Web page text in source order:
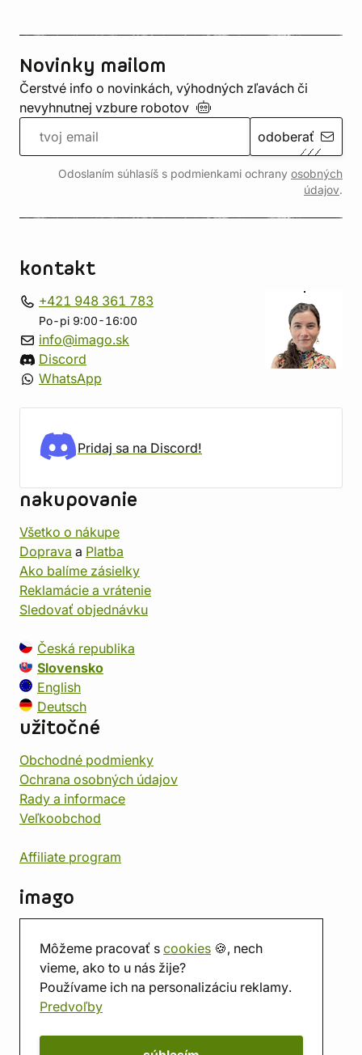
Môžeme pracovať s cookies 🍪, nech
vieme, ako to u nás žije?
Používame ich na personalizáciu reklamy.
Predvoľby
Novinky mailom
Čerstvé info o novinkách, výhodných zľavách či
nevyhnutnej vzbure robotov
odoberať
Odoslaním súhlasíš s podmienkami ochrany osobných
údajov.
kontakt
+421 948 361 783
Po-pi 9:00-16:00
info@imago.sk
Discord
WhatsApp
Pridaj sa na Discord!
nakupovanie
Všetko o nákupe
Doprava a Platba
Ako balíme zásielky
Reklamácie a vrátenie
Sledovať objednávku
Česká republika
Slovensko
English
Deutsch
užitočné
Obchodné podmienky
Ochrana osobných údajov
Rady a informace
Veľkoobchod
Affiliate program
imago
Predajňa
Herňa
O nás
Hodnotenie obchodu